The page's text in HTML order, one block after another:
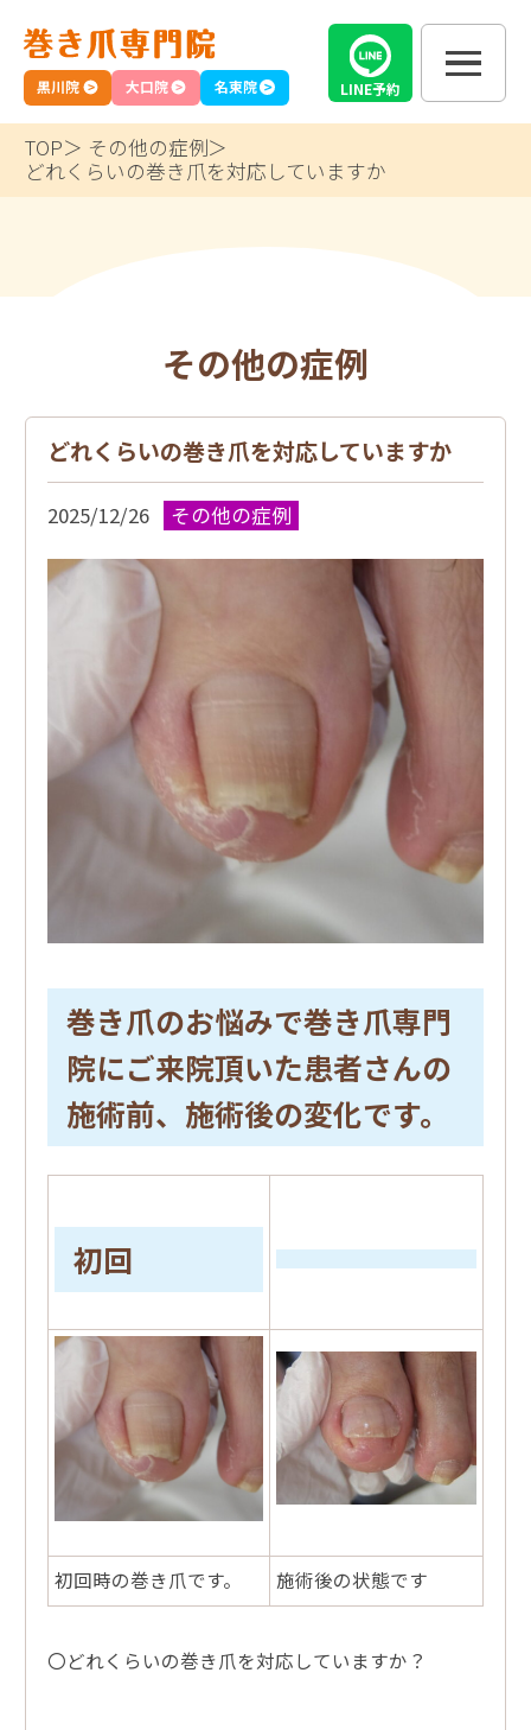
名東院
黒川院 大口院 LINE予約
TOP
その他の症例
どれくらいの巻き爪を対応していますか
その他の症例
どれくらいの巻き爪を対応していますか
2025/12/26 その他の症例
巻き爪のお悩みで巻き爪専門
院にご来院頂いた患者さんの
施術前、施術後の変化です。
初回
初回時の巻き爪です。 施術後の状態です
〇どれくらいの巻き爪を対応していますか？